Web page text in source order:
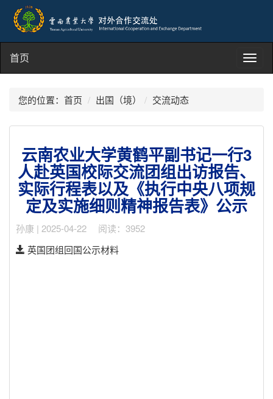
首页
您的位置： 首页 出国（境） 交流动态
云南农业大学黄鹤平副书记一行3
人赴英国校际交流团组出访报告、
实际行程表以及《执行中央八项规
定及实施细则精神报告表》公示
孙康 | 2025-04-22 阅读：3952
英国团组回国公示材料